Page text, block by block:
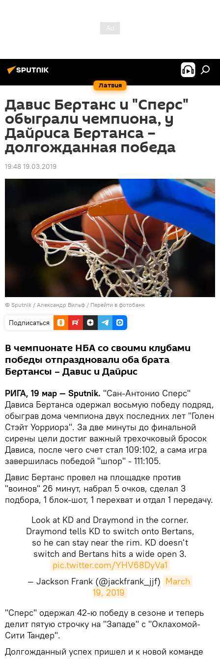
Латвия
Давис Бертанс и "Сперс"
обыграли чемпиона, у
Дайриса Бертанса –
долгожданная победа
19:48 19.03.2019
© Sputnik / Александр Вильф / Перейти в фотобанк
Подписаться
В чемпионате НБА со своими клубами
победы отпраздновали оба брата
Бертансы – Давис и Дайрис
РИГА, 19 мар — Sputnik. "Сан-Антонио Сперс"
Дависа Бертанса одержал восьмую победу подряд,
обыграв дома чемпиона двух последних лет "Голен
Стэйт Уорриорз". За две минуты до финальной
сирены цели достиг важный трехочковый бросок
Дависа, после чего счет стал 109:102, а сама игра
завершилась победой "шпор" - 111:105.
Давис Бертанс провел на площадке против
"воинов" 26 минут, набрал 5 очков, сделал 3
подбора, 1 блок-шот, 1 перехват и отдал 1 передачу.
Look at KD and Draymond in the corner.
Draymond tells KD to switch onto Bertans,
so he can stay near the rim. KD doesn't
switch and Bertans hits a wide open 3.
pic.twitter.com/YHV68DyVa1
— Jackson Frank (@jackfrank_jjf) March
19, 2019
​"Сперс" одержал 42-ю победу в сезоне и теперь
делит пятую строчку на "Западе" с "Оклахомой-
Сити Тандер".
Долгожданный успех пришел и к новой команде